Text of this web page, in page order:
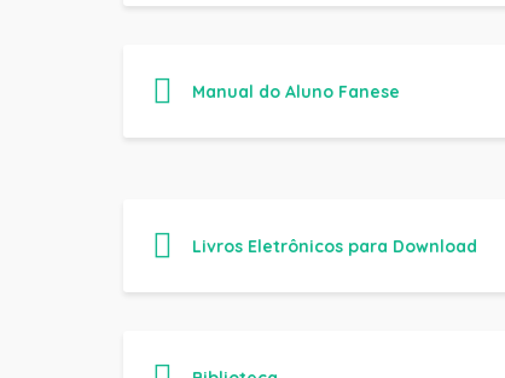
Manual do Aluno Fanese
Livros Eletrônicos para Download